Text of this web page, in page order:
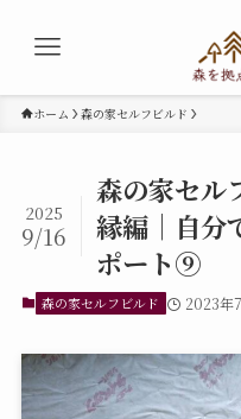
ホーム 森の家セルフビルド
森の家セル
縁編｜自分
ポート⑨
2025
9/16
森の家セルフビルド 2023年